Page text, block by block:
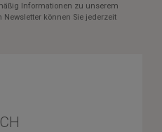
Informationen zu unserem
Newsletter können Sie jederzeit